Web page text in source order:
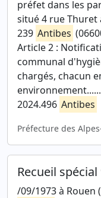
préfet dans les
situé 4 rue Thuret
239 Antibes
Article 2 :
communal
chargés, chacun
2024.496 Antibes
Préfecture des
Recueil spécial
/09/1973 à Rouen